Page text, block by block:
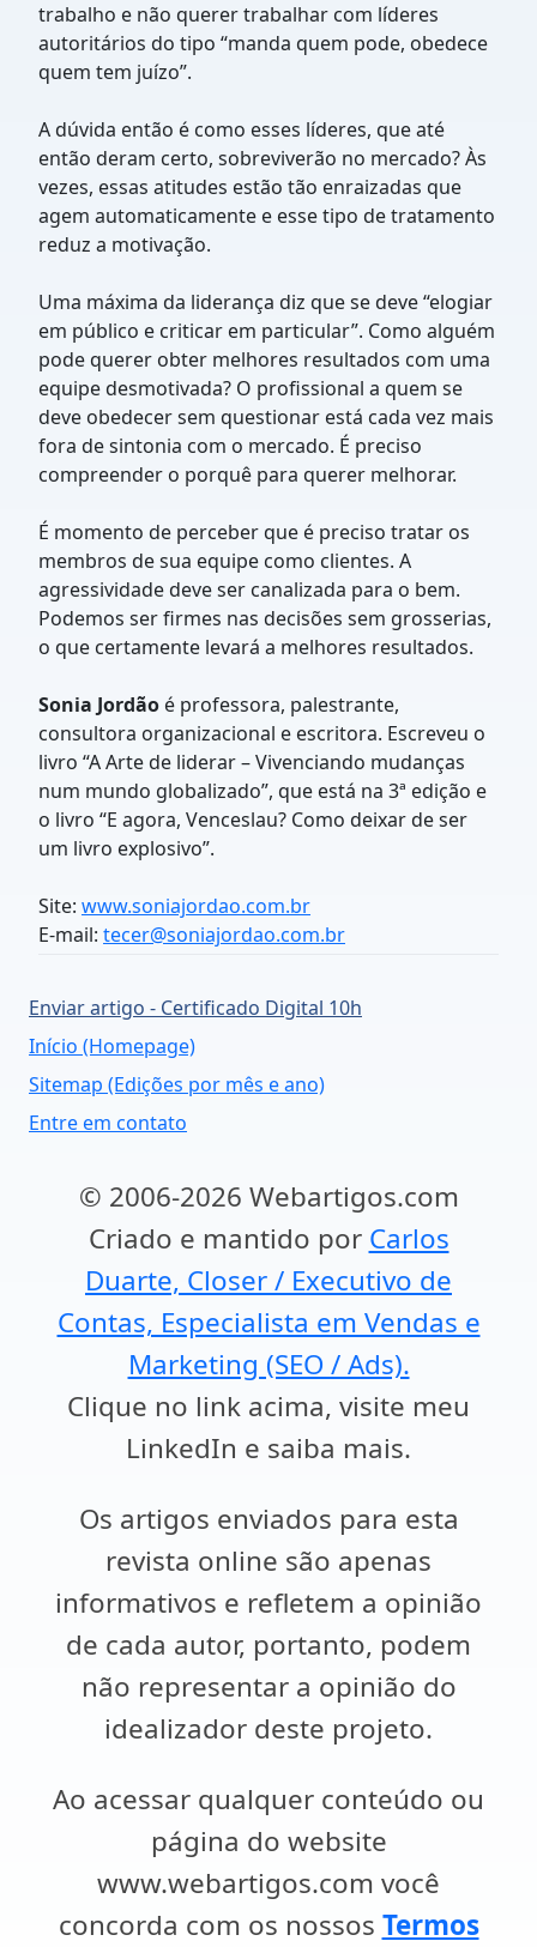
trabalho e não querer trabalhar com líderes
autoritários do tipo “manda quem pode, obedece
quem tem juízo”.
A dúvida então é como esses líderes, que até
então deram certo, sobreviverão no mercado? Às
vezes, essas atitudes estão tão enraizadas que
agem automaticamente e esse tipo de tratamento
reduz a motivação.
Uma máxima da liderança diz que se deve “elogiar
em público e criticar em particular”. Como alguém
pode querer obter melhores resultados com uma
equipe desmotivada? O profissional a quem se
deve obedecer sem questionar está cada vez mais
fora de sintonia com o mercado. É preciso
compreender o porquê para querer melhorar.
É momento de perceber que é preciso tratar os
membros de sua equipe como clientes. A
agressividade deve ser canalizada para o bem.
Podemos ser firmes nas decisões sem grosserias,
o que certamente levará a melhores resultados.
Sonia Jordão é professora, palestrante,
consultora organizacional e escritora. Escreveu o
livro “A Arte de liderar – Vivenciando mudanças
num mundo globalizado”, que está na 3ª edição e
o livro “E agora, Venceslau? Como deixar de ser
um livro explosivo”.
Site: www.soniajordao.com.br
E-mail: tecer@soniajordao.com.br
Enviar artigo - Certificado Digital 10h
Início (Homepage)
Sitemap (Edições por mês e ano)
Entre em contato
© 2006-2026 Webartigos.com
Criado e mantido por Carlos
Duarte, Closer / Executivo de
Contas, Especialista em Vendas e
Marketing (SEO / Ads).
Clique no link acima, visite meu
LinkedIn e saiba mais.
Os artigos enviados para esta
revista online são apenas
informativos e refletem a opinião
de cada autor, portanto, podem
não representar a opinião do
idealizador deste projeto.
Ao acessar qualquer conteúdo ou
página do website
www.webartigos.com você
concorda com os nossos Termos